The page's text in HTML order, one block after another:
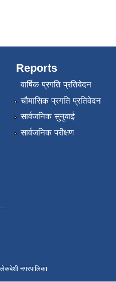
Reports
वार्षिक प्रगति प्रतिवेदन
चौमासिक प्रगति प्रतिवेदन
सार्वजनिक सुनुवाई
सार्वजनिक परीक्षण
नगरपालिका